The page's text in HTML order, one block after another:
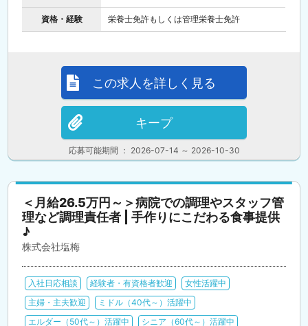
資格・経験 栄養士免許もしくは管理栄養士免許
応募可能期間 ： 2026-07-14 ～ 2026-10-30
この求人を詳しく見る
キープ
＜月給26.5万円～＞病院での調理やスタッフ管
理など調理責任者 | 手作りにこだわる食事提供
♪
株式会社塩梅
入社日応相談 経験者・有資格者歓迎
女性活躍中
主婦・主夫歓迎
ミドル（40代～）活躍中
エルダー（50代～）活躍中
シニア（60代～）活躍中